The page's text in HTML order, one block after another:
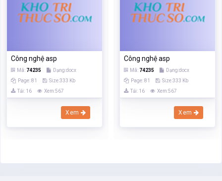
Công nghệ asp
Mã: 74235
Dạng:docx
Page: 81
Size:333 Kb
Tải: 16
Xem:567
Xem
Công nghệ asp
Mã: 74235
Dạng:docx
Page: 81
Size:333 Kb
Tải: 16
Xem:567
Xem